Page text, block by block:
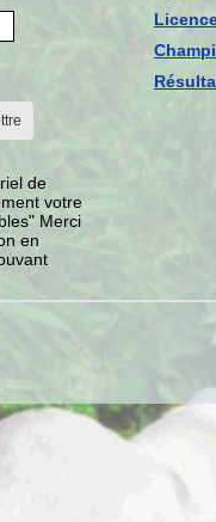
de
votre
Merci
en